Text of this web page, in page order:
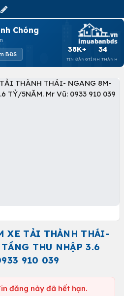
Chóng
BĐS
38K+
TIN ĐĂNG
34
TỈNH THÀNH
XE TẢI THÀNH THÁI-
THU NHẬP 3.6
910 039
đăng này đã hết hạn.